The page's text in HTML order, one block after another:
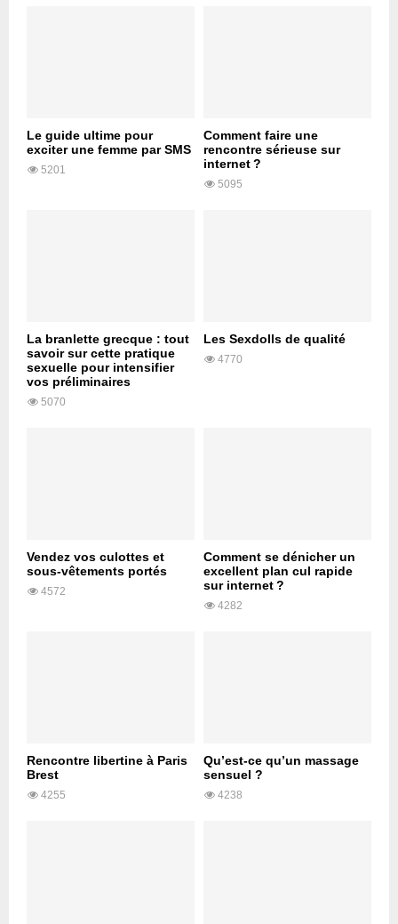
Le guide ultime pour
exciter une femme par SMS
5201
Comment faire une
rencontre sérieuse sur
internet ?
5095
La branlette grecque : tout
savoir sur cette pratique
sexuelle pour intensifier
vos préliminaires
5070
Les Sexdolls de qualité
4770
Vendez vos culottes et
sous-vêtements portés
4572
Comment se dénicher un
excellent plan cul rapide
sur internet ?
4282
Rencontre libertine à Paris
Brest
4255
Qu’est-ce qu’un massage
sensuel ?
4238